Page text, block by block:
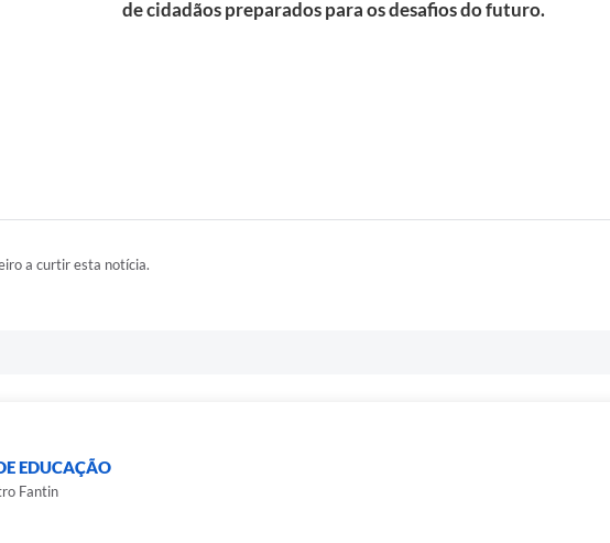
de cidadãos preparados para os desafios do futuro.
a curtir esta notícia.
EDUCAÇÃO
Fantin